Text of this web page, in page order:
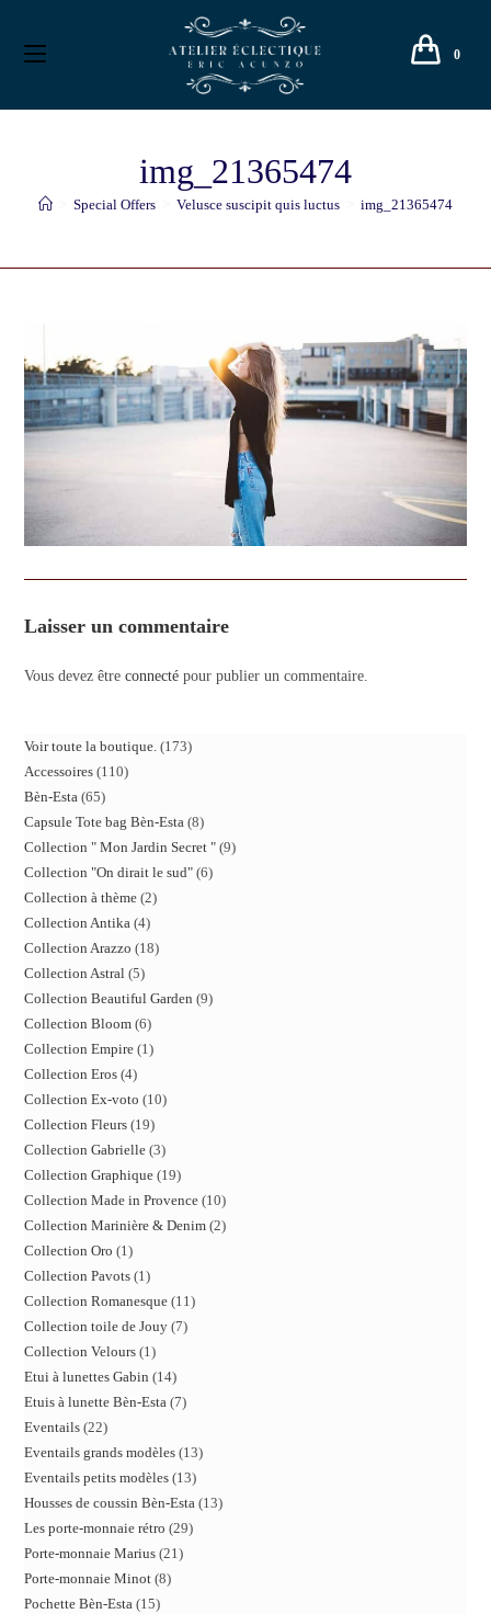
0
img_21365474
Special Offers Velusce suscipit quis luctus img_21365474
Laisser un commentaire
Vous devez êtreconnecté pour publier un commentaire.
Voir toute la boutique. 173
Accessoires 110
Bèn-Esta 65
Capsule Tote bag Bèn-Esta 8
Collection " Mon Jardin Secret " 9
Collection "On dirait le sud" 6
Collection à thème 2
Collection Antika 4
Collection Arazzo 18
Collection Astral 5
Collection Beautiful Garden 9
Collection Bloom 6
Collection Empire 1
Collection Eros 4
Collection Ex-voto 10
Collection Fleurs 19
Collection Gabrielle 3
Collection Graphique 19
Collection Made in Provence 10
Collection Marinière & Denim 2
Collection Oro 1
Collection Pavots 1
Collection Romanesque 11
Collection toile de Jouy 7
Collection Velours 1
Etui à lunettes Gabin 14
Etuis à lunette Bèn-Esta 7
Eventails 22
Eventails grands modèles 13
Eventails petits modèles 13
Housses de coussin Bèn-Esta 13
Les porte-monnaie rétro 29
Porte-monnaie Marius 21
Porte-monnaie Minot 8
Pochette Bèn-Esta 15